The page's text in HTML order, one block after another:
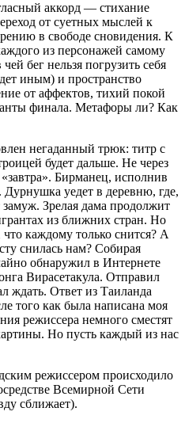
аккорд — стихание
от суетных мыслей к
в свободе сновидения. К
из персонажей самому
бег нельзя погрузить себя
иным) и пространство
от аффектов, тихий покой
финала. Метафоры ли? Как
негаданный трюк: титр с
будет дальше. Не через
Бирманец, исполнив
Дурнушка уедет в деревню, где,
Зрелая дама продолжит
из ближних стран. Но
каждому только снится? А
снилась нам? Собирая
обнаружил в Интернете
Вирасетакула. Отправил
ждать. Ответ из Таиланда
того как была написана моя
режиссера немного сместят
Но пусть каждый из нас
режиссером происходило
Всемирной Сети
сближает).